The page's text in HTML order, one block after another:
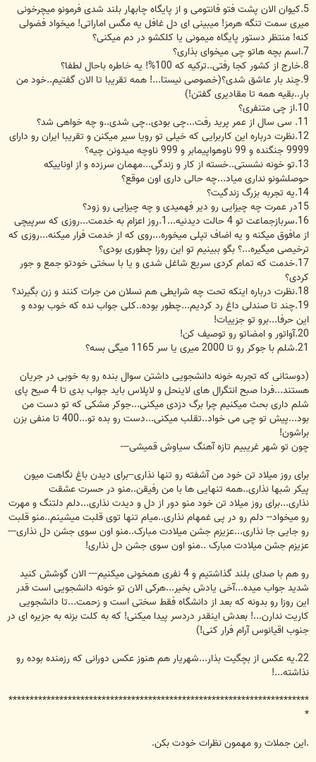
5.کیوان الان پشت فتو فانتومی و از پایگاه چابهار بلند شدی فرمونو میچرخونی
میری سمت تنگه هرمز! میبینی ای دل غافل یه مگس اماراتی! میخواد فضولی
کنه! منتظر دستور پایگاه میمونی یا کلکشو در دم میکنی؟
7.اسم بچه هاتو چی میخوای بذاری؟
8.خارج از کشور کجا رفتی..ترکیه که 100%! یه خاطره باحال لطفا؟
9.چند بار عاشق شدی؟(خصوصی نیستا...! همه تقریبا تا الان گفتیم..خود من
بار..بقیه همه تا مقادیری گفتن!)
10.از چی متنفری؟
11. سی سال از عمر پرید رفت...چی بودی..چی شدی..و چه خواهی شد؟
12.نظرت درباره این کاربرایی که خیلی تو رویا سیر میکنن و تقریبا ایران رو دارای
9999 جنگنده و 99 ناوهواپیمابر و 999 ناوچه میدونن چیه؟
13.تو خونه نشستی..خسته از کار و زندگی...مهمان سرزده و از اوناییکه
حوصلشونو نداری میاد...چه حالی داری اون موقع؟
14.یه تجربه بزرگ زندگیت؟
15در عمرت چه چیزایی رو دیر فهمیدی و چه چیزایی رو زود؟
16.سربازجماعت تو 4 حالت دیدنیه...1.روز اعزام به خدمت...روزی که سرپیچی
از مافوق میکنه و یه اضاف تپلی میخوره...روی که از خدمت فرار میکنه...روزی که
ترخیصی میگیره...؟ بگو ببینیم تو این روزا چطوری بودی؟
17.خدمت که تمام کردی سریع شاغل شدی و یا با سختی خودتو جمع و جور
کردی؟
18.نظرت درباره اینکه تحت چه شرایطی هم نسلان من جرات کنند و زن بگیرند؟
19.چند تا صندلی داغ رد کردیم...چطور بوده..کلی جواب نده که خوب بوده و
این حرفا...برو تو جزییات!
20.آواتور و امضاتو رو توصیف کن!
21.شلم با جوکر رو تا 2000 میری یا سر 1165 میگی بسه؟
(دوستانی که تجربه خونه دانشجویی داشتن سوال بنده رو به خوبی در جریان
هستند...فردا صبح انتگرال های لاینحل و لاپلاس باید جواب بدی تا 4 صیح پای
شلم داری بحث میکنیم چرا برگ دزدی میکنی...جوکر مشکی که تو دست من
بود...پیش تو چی می خواد..تقلب میکنی...دست رو بده تو...400 تا منفی بزن
براشون!
چون تو شهر غریبیم تازه آهنگ سیاوش قمیشی---
برای روز میلاد تن خود من آشفته رو تنها نذاری--برای دیدن باغ نگاهت میون
پیکر شبها نذاری..همه تنهایی ها با من رفیقن..منو در حسرت عشقت
نذاری...برای روز میلاد تن خود منو دور از دل و دیدت نذاری...دلم دلتنگ و مهرت
رو میخواد-- دلم رو در پی غمهام نذاری..میام تنها توی قلبت میشینم..منو قلبت
رو جایی جا نذاری...عزیزم جشن میلادت مبارک..منو اون سوی جشن دل نذاری---
عزیزم جشن میلادت مبارک ..منو اون سوی جشن دل نذاری!
رو هم با صدای بلند گذاشتیم و 4 نفری همخونی میکنیم--- الان گوشش کنید
شدید جواب میده...آخی یادش بخیر...هرکی الان تو خونه دانشجویی است قدر
این روزا رو بدونه که بعد از دانشگاه فقط سختی است و زحمت...تا دانشجویی
کاریت ندارن...! بعدش اینقدر دردسر پیدا میکنی! که به کلت بزنه به جزیره ای در
جنوب اقیانوس آرام فرار کنی!)
22.یه عکس از بچگیت بذار...شهریار هم هنوز عکس دورانی که رزمنده بوده رو
نذاشته...!
***********************************************************************
*
.این جملات رو مهمون نظرات خودت بکن.